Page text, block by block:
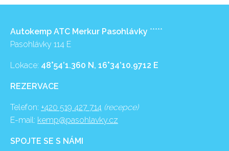
Autokemp ATC Merkur Pasohlávky *****
Pasohlávky 114 E
Lokace: 48°54’1.360 N, 16°34’10.9712 E
REZERVACE
Telefon: +420 519 427 714 (recepce)
E-mail: kemp@pasohlavky.cz
SPOJTE SE S NÁMI